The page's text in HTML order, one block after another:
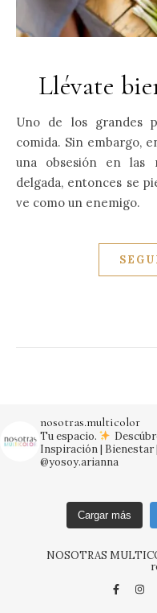
Llévate
Uno de los grandes placeres de este mundo es la
comida. Sin embargo,
una obsesión en las
delgada, entonces se
ve como un enemigo.
nosotras.multicolor
Tu espacio.
Inspiración | Bienestar
@yosoy.arianna
Cargar más
NOSOTRAS